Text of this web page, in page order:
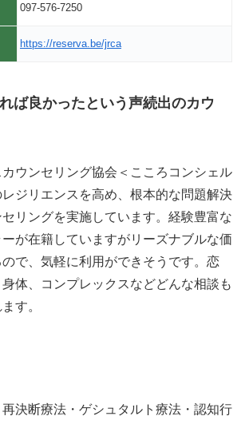
097-576-7250
https://reserva.be/jrca
ば良かったという声続出のカウ
ウンセリング協会＜こころコンシェル
ジリエンスを高め、根本的な問題解決
リングを実施しています。経験豊富な
が在籍していますがリーズナブルな価
で、気軽に利用ができそうです。恋
体、コンプレックスなどどんな相談も
す。
決断療法・ゲシュタルト療法・認知行